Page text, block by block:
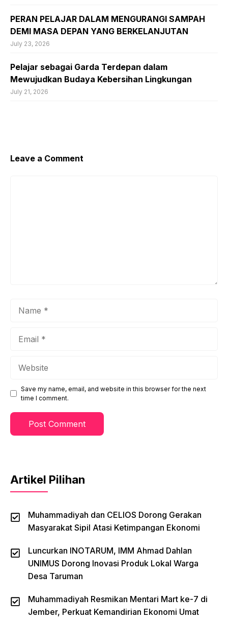
PERAN PELAJAR DALAM MENGURANGI SAMPAH
DEMI MASA DEPAN YANG BERKELANJUTAN
July 23, 2026
Pelajar sebagai Garda Terdepan dalam
Mewujudkan Budaya Kebersihan Lingkungan
July 21, 2026
Leave a Comment
Save my name, email, and website in this browser for the next
time I comment.
Artikel Pilihan
Muhammadiyah dan CELIOS Dorong Gerakan
Masyarakat Sipil Atasi Ketimpangan Ekonomi
Luncurkan INOTARUM, IMM Ahmad Dahlan
UNIMUS Dorong Inovasi Produk Lokal Warga
Desa Taruman
Muhammadiyah Resmikan Mentari Mart ke-7 di
Jember, Perkuat Kemandirian Ekonomi Umat